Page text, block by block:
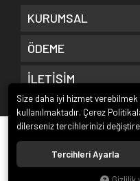
KURUMSAL
ÖDEME
İLETİŞİM
Size daha iyi hizmet
kullanılmaktadır. Çerez
dilerseniz tercihlerinizi
Tercihleri Ayarla